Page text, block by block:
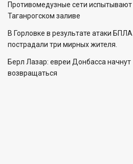
Противомедузные сети испытывают
Таганрогском заливе
В Горловке в результате атаки БПЛА
пострадали три мирных жителя.
Берл Лазар: евреи Донбасса начнут
возвращаться